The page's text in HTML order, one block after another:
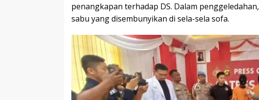
penangkapan terhadap DS. Dalam
sabu yang disembunyikan di sela-sela sofa.